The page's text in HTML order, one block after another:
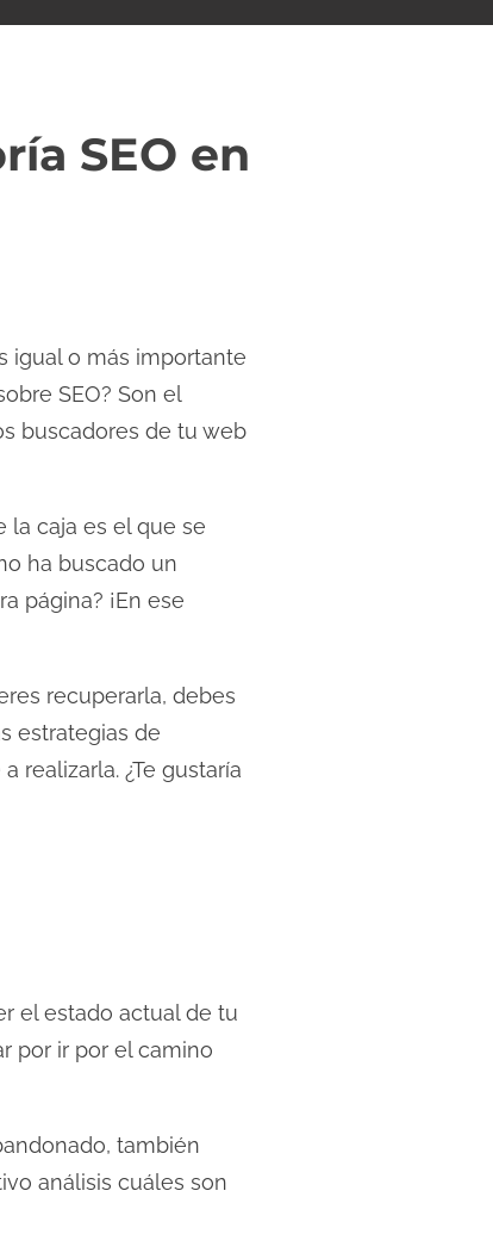
SEO en
igual o más importante
SEO? Son el
buscadores de tu web
la caja es el que se
ha buscado un
página? ¡En ese
recuperarla, debes
estrategias de
realizarla. ¿Te gustaría
el estado actual de tu
por ir por el camino
también
análisis cuáles son